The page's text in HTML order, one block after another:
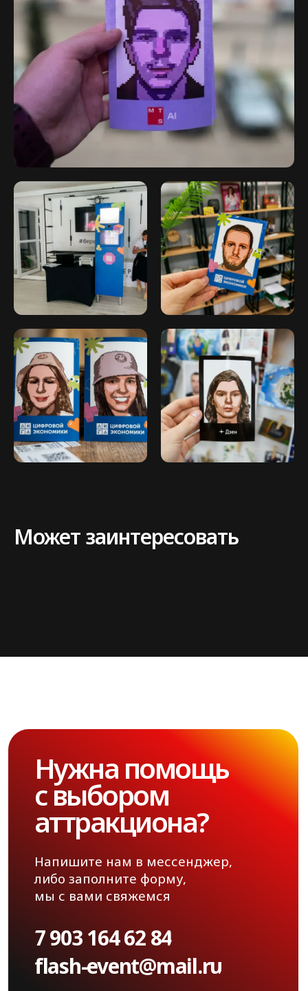
Может заинтересовать
Главная АрендаКонтакты
© 2026. flash-event.ru
Согласие на обработку персональных
данных
Политика конфиденциальности
Публичная оферта
Файлы кукис
ИП Мамзин Михаил Сергеевич
ИНН: 673109991290
ОГРНИП: 314312302100129
Юр. адрес: 115583, г. Москва,
Ореховый бульвар, д. 24к4.
Эл. почта: flash-event@mail.ru
Рег. номер РКН 77-24-157364